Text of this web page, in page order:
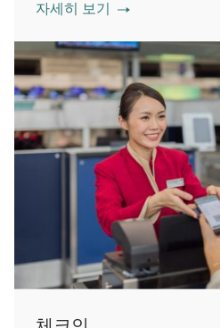
자세히 보기